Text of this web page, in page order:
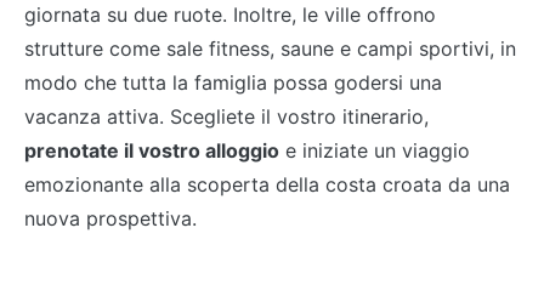
giornata su due ruote. Inoltre, le ville offrono
strutture come sale fitness, saune e campi sportivi, in
modo che tutta la famiglia possa godersi una
vacanza attiva. Scegliete il vostro itinerario,
prenotate il vostro alloggio e iniziate un viaggio
emozionante alla scoperta della costa croata da una
nuova prospettiva.